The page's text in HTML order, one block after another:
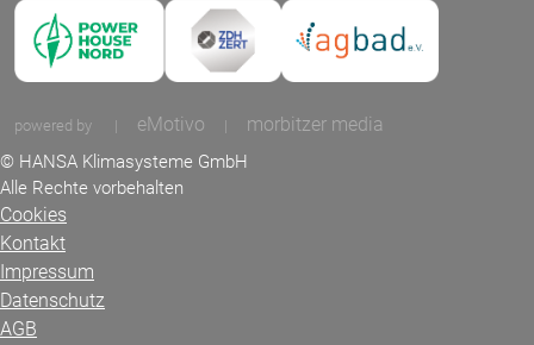
powered by | eMotivo | morbitzer media
© HANSA Klimasysteme GmbH
Alle Rechte vorbehalten
Cookies
Kontakt
Impressum
Datenschutz
AGB